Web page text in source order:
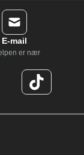
E-mail
er nær